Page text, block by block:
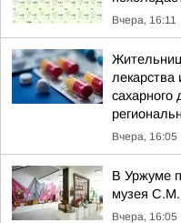
Вчера, 16:11
лекарства
сахарного
Вчера, 16:05
В Уржуме
музея С.М.
Вчера, 16:05